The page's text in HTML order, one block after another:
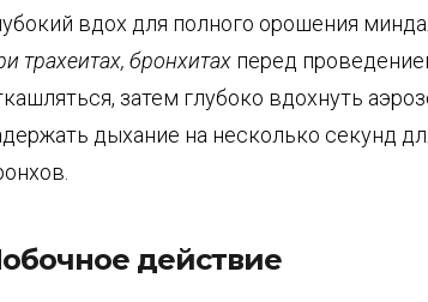
вдох для полного орошения
трахеитах, бронхитах перед
затем глубоко вдохнуть
дыхание на несколько секунд
действие